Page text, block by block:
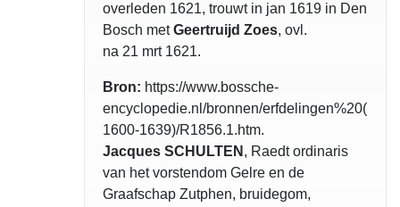
overleden 1621, trouwt in jan 1619 in Den
Bosch metGeertruijd Zoes, ovl.
na 21 mrt 1621.
Bron: https://www.bossche-
encyclopedie.nl/bronnen/erfdelingen%20(
1600-1639)/R1856.1.htm.
Jacques SCHULTEN , Raedt ordinaris
van het vorstendom Gelre en de
Graafschap Zutphen, bruidegom,